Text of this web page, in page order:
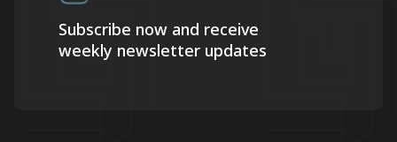
Subscribe now and receive
weekly newsletter updates